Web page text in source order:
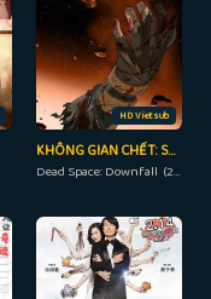
HD Vietsub
KHÔNG GIAN CHẾT: SỰ SỤP ĐỔ
Dead Space: Downfall (2008)